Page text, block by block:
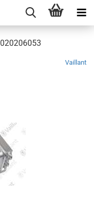
Vaillant